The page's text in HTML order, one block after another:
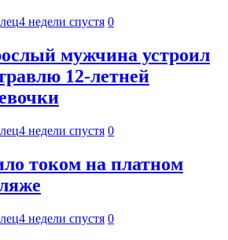
4 недели спустя 0
мужчина устроил
12-летней
4 недели спустя 0
током на платном
4 недели спустя 0